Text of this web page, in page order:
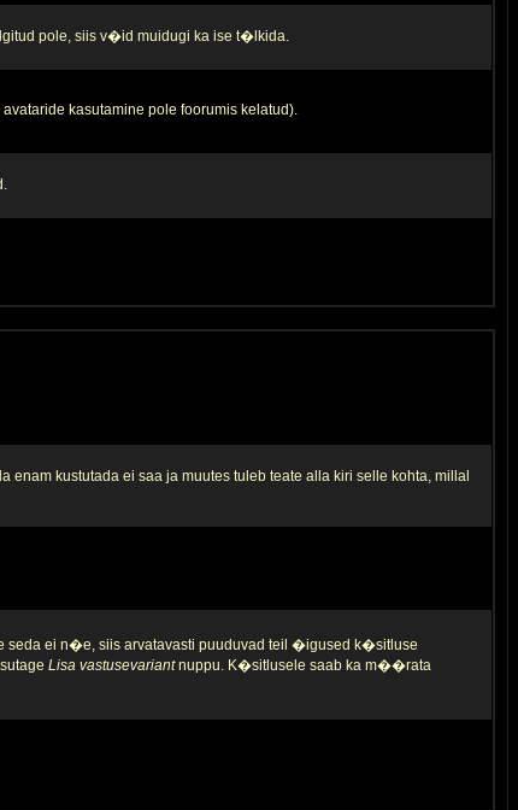
pole, siis v�id muidugi ka ise t�lkida.
kasutamine pole foorumis kelatud).
kustutada ei saa ja muutes tuleb teate alla kiri selle kohta, millal
seda ei n�e, siis arvatavasti puuduvad teil �igused k�sitluse
Lisa vastusevariantnuppu. K�sitlusele saab ka m��rata